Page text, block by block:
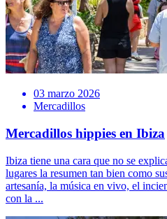
03 marzo 2026
Mercadillos
Mercadillos hippies en Ibiza
Ibiza tiene una cara que no se
lugares la resumen tan bien como
artesanía, la música en vivo, el
con la ...